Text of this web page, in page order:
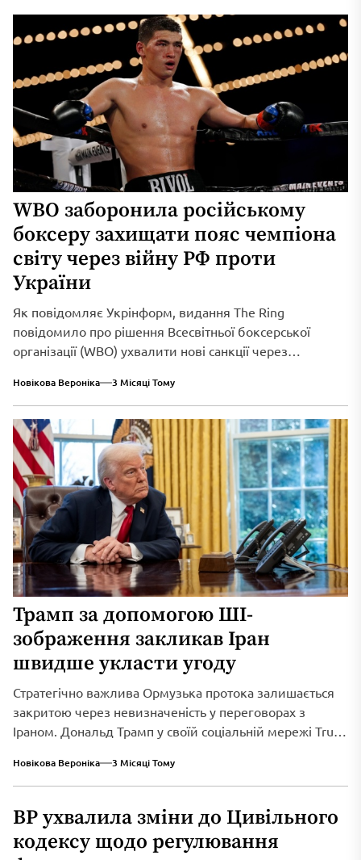
WBO заборонила російському
боксеру захищати пояс чемпіона
світу через війну РФ проти
України
Як повідомляє Укрінформ, видання The Ring
повідомило про рішення Всесвітньої боксерської
організації (WBO) ухвалити нові санкції через
Новікова Вероніка 3 Місяці Тому
Трамп за допомогою ШІ-
зображення закликав Іран
швидше укласти угоду
Стратегічно важлива Ормузька протока залишається
закритою через невизначеність у переговорах з
Іраном. Дональд Трамп у своїй соціальній мережі Truth
Новікова Вероніка 3 Місяці Тому
ВР ухвалила зміни до Цивільного
кодексу щодо регулювання